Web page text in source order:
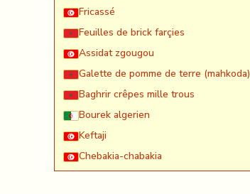
Fricassé
Feuilles de brick farçies
Assidat zgougou
Galette de pomme de terre (mahkoda)
Baghrir crêpes mille trous
Bourek algerien
Keftaji
Chebakia-chabakia